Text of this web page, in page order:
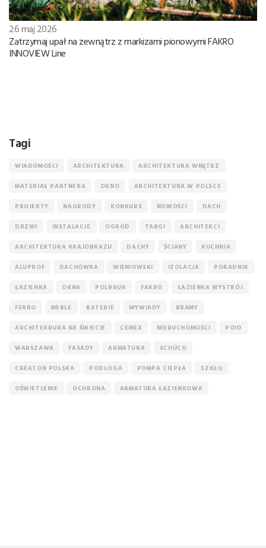
26 maj 2026
Zatrzymaj upał na zewnątrz z markizami pionowymi FAKRO
INNOVIEW Line
Tagi
WIADOMOŚCI ARCHITEKTURA ARCHITEKTURA WNĘTRZ
MATERIAŁ PARTNERA OKNO ARCHITEKTURA W POLSCE
PROJEKTY NAGRODY KONKURS NOWOŚCI DACH
DRZWI INSTALACJE OGRÓD TARGI ARCHITEKCI
ARCHITEKTURA KRAJOBRAZU DACHY ŚCIANY KUCHNIA
ALUPROF DACHÓWKA WIŚNIOWSKI IZOLACJA PORADNIK
ŁAZIENKA OKNA POLBRUK FAKRO ŁAZIENKA WYSTRÓJ
FERRO MEBLE BATERIE WYWIADY BRAMY
ARCHITEKRURA NA ŚWIECIE CEMEX NIERUCHOMOŚCI POID
WARSZAWA FASADY ARMATURA SCHÜCO
CREATON POLSKA PODŁOGA POMPA CIEPŁA SZKŁO
OŚWIETLENIE OCHRONA ARMATURA ŁAZIENKOWA